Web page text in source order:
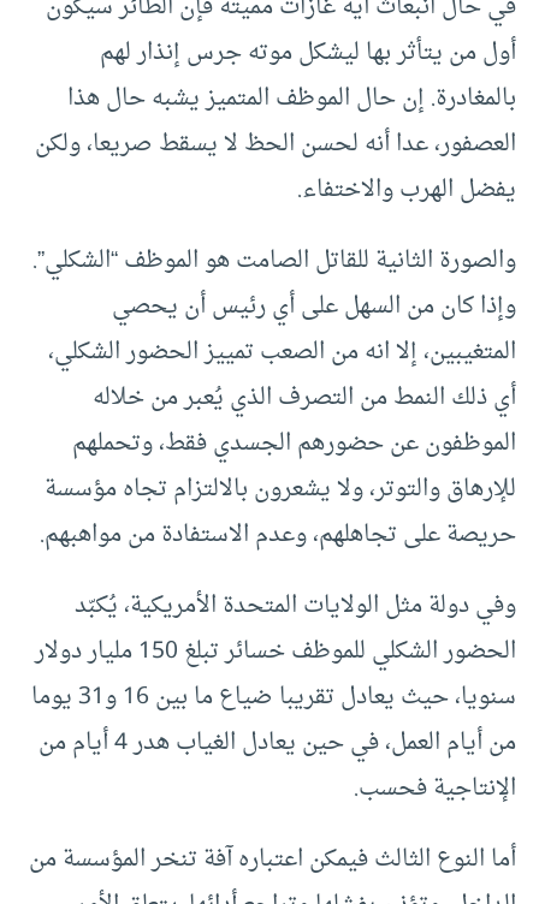
أول من يتأثر بها ليشكل موته جرس إنذار لهم
بالمغادرة. إن حال الموظف المتميز يشبه حال هذا
العصفور، عدا أنه لحسن الحظ لا يسقط صريعا، ولكن
يفضل الهرب والاختفاء.
والصورة الثانية للقاتل الصامت هو الموظف “الشكلي”.
وإذا كان من السهل على أي رئيس أن يحصي
المتغيبين، إلا انه من الصعب تمييز الحضور الشكلي،
أي ذلك النمط من التصرف الذي يُعبر من خلاله
الموظفون عن حضورهم الجسدي فقط، وتحملهم
للإرهاق والتوتر، ولا يشعرون بالالتزام تجاه مؤسسة
حريصة على تجاهلهم، وعدم الاستفادة من مواهبهم.
وفي دولة مثل الولايات المتحدة الأمريكية، يُكبّد
الحضور الشكلي للموظف خسائر تبلغ 150 مليار دولار
سنويا، حيث يعادل تقريبا ضياع ما بين 16 و31 يوما
من أيام العمل، في حين يعادل الغياب هدر 4 أيام من
الإنتاجية فحسب.
أما النوع الثالث فيمكن اعتباره آفة تنخر المؤسسة من